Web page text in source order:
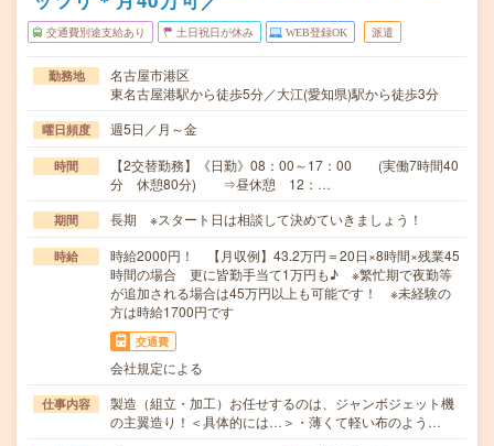
交通費別途支給あり 土日祝日が休み WEB登録OK 派遣
勤務地
名古屋市港区
東名古屋港駅から徒歩5分／大江(愛知県)駅から徒歩3分
曜日頻度 週5日／月～金
時間
【2交替勤務】《日勤》08：00～17：00 (実働7時間40
分 休憩80分) ⇒昼休憩 12：…
期間 長期 ※スタート日は相談して決めていきましょう！
時給
時給2000円！ 【月収例】43.2万円＝20日×8時間×残業45
時間の場合 更に皆勤手当て1万円も♪ ※繁忙期で夜勤等
が追加される場合は45万円以上も可能です！ ※未経験の
方は時給1700円です
交通費
会社規定による
仕事内容
製造（組立・加工）お任せするのは、ジャンボジェット機
の主翼造り！＜具体的には…＞・薄くて軽い布のよう…